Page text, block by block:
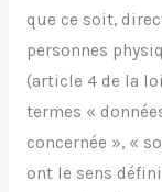
que ce soit,
personnes
(article 4 de la
termes «
concernée », «
ont le sens